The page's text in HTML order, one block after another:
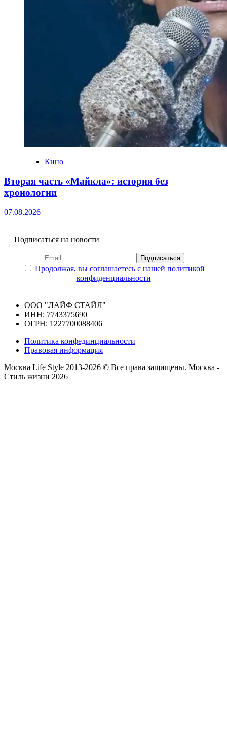
Кино
Вторая часть «Майкла»: история без
хронологии
07.08.2026
Подписаться на новости
Продолжая, вы соглашаетесь с нашей политикой
конфиденциальности
ООО "ЛАЙФ СТАЙЛ"
ИНН: 7743375690
ОГРН: 1227700088406
Политика конфединциальности
Правовая информация
Москва Life Style 2013-2026 © Все права защищены. Москва -
Стиль жизни 2026